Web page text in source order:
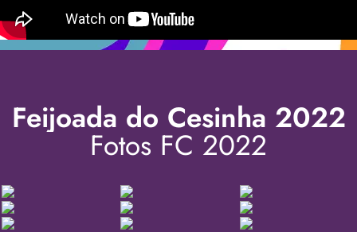
Feijoada do Cesinha 2022
Fotos FC 2022